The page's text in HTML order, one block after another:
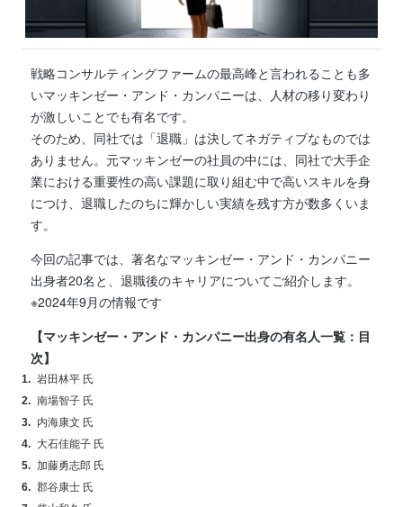
戦略コンサルティングファームの最高峰と言われることも多
いマッキンゼー・アンド・カンパニーは、人材の移り変わり
が激しいことでも有名です。
そのため、同社では「退職」は決してネガティブなものでは
ありません。元マッキンゼーの社員の中には、同社で大手企
業における重要性の高い課題に取り組む中で高いスキルを身
につけ、退職したのちに輝かしい実績を残す方が数多くいま
す。
今回の記事では、著名なマッキンゼー・アンド・カンパニー
出身者20名と、退職後のキャリアについてご紹介します。
※2024年9月の情報です
【マッキンゼー・アンド・カンパニー出身の有名人一覧：目
次】
岩田林平 氏
南場智子 氏
内海康文 氏
大石佳能子 氏
加藤勇志郎 氏
郡谷康士 氏